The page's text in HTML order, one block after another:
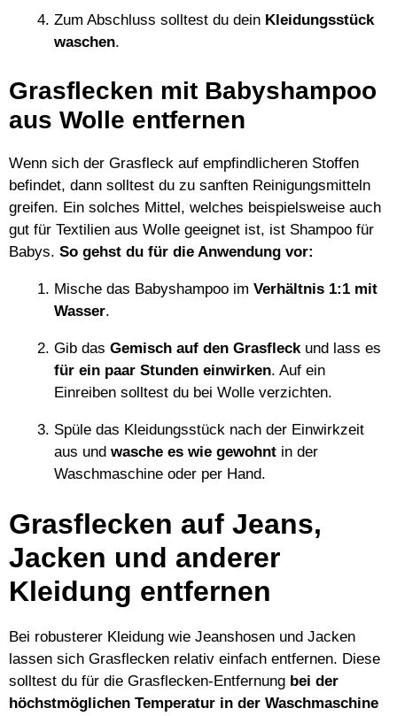
Zum Abschluss solltest du dein Kleidungsstück
waschen.
Grasflecken mit Babyshampoo
aus Wolle entfernen
Wenn sich der Grasfleck auf empfindlicheren Stoffen
befindet, dann solltest du zu sanften Reinigungsmitteln
greifen. Ein solches Mittel, welches beispielsweise auch
gut für Textilien aus Wolle geeignet ist, ist Shampoo für
Babys. So gehst du für die Anwendung vor:
Mische das Babyshampoo im Verhältnis 1:1 mit
Wasser.
Gib das Gemisch auf den Grasfleckund lass es
für ein paar Stunden einwirken. Auf ein
Einreiben solltest du bei Wolle verzichten.
Spüle das Kleidungsstück nach der Einwirkzeit
aus und wasche es wie gewohnt in der
Waschmaschine oder per Hand.
Grasflecken auf Jeans,
Jacken und anderer
Kleidung entfernen
Bei robusterer Kleidung wie Jeanshosen und Jacken
lassen sich Grasflecken relativ einfach entfernen. Diese
solltest du für die Grasflecken-Entfernung bei der
höchstmöglichen Temperatur in der Waschmaschine